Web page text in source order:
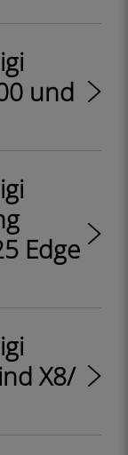
und
Edge
X8/